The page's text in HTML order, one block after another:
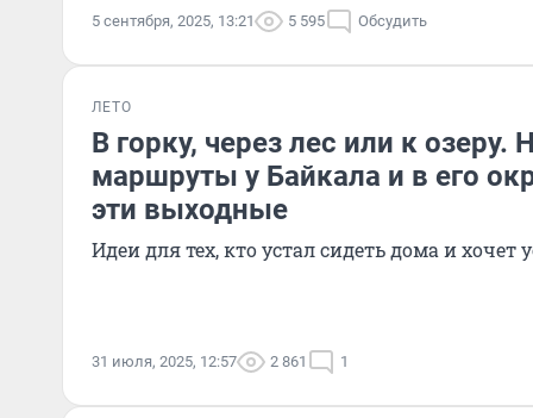
5 сентября, 2025, 13:21 5 595 Обсудить
ЛЕТО
В горку, через лес или к
маршруты у Байкала и в его
эти выходные
Идеи для тех, кто устал сидеть дома и хочет
31 июля, 2025, 12:57 2 861 1